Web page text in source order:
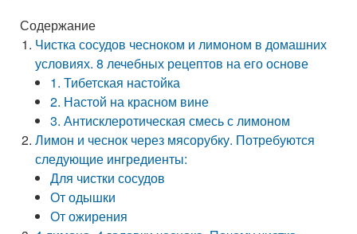
Содержание
Чистка сосудов чесноком и лимоном в домашних
условиях. 8 лечебных рецептов на его основе
1. Тибетская настойка
2. Настой на красном вине
3. Антисклеротическая смесь с лимоном
Лимон и чеснок через мясорубку. Потребуются
следующие ингредиенты:
Для чистки сосудов
От одышки
От ожирения